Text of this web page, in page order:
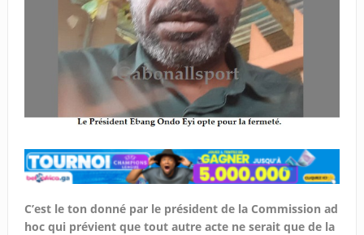
C’est le ton donné par le président de la Commission ad
hoc qui prévient que tout autre acte ne serait que de la